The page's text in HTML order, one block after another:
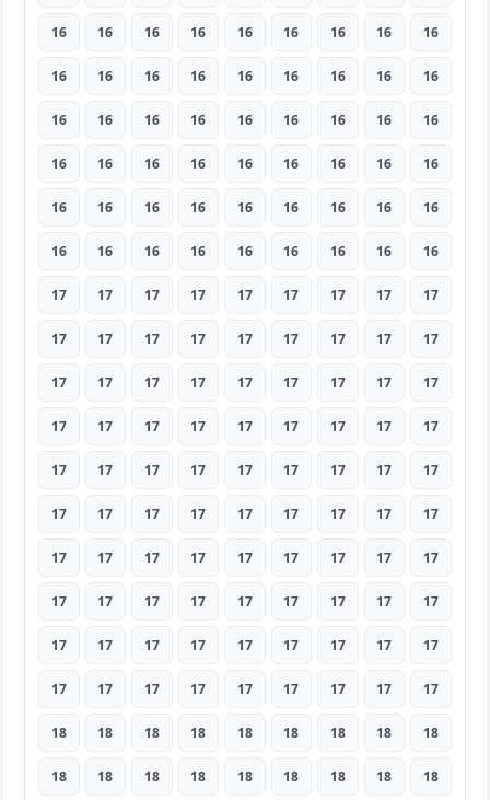
16 16 16 16 16 16 16 16 16
16 16 16 16 16 16 16 16 16
16 16 16 16 16 16 16 16 16
16 16 16 16 16 16 16 16 16
16 16 16 16 16 16 16 16 16
16 16 16 16 16 16 16 16 16
17 17 17 17 17 17 17 17 17
17 17 17 17 17 17 17 17 17
17 17 17 17 17 17 17 17 17
17 17 17 17 17 17 17 17 17
17 17 17 17 17 17 17 17 17
17 17 17 17 17 17 17 17 17
17 17 17 17 17 17 17 17 17
17 17 17 17 17 17 17 17 17
17 17 17 17 17 17 17 17 17
17 17 17 17 17 17 17 17 17
18 18 18 18 18 18 18 18 18
18 18 18 18 18 18 18 18 18